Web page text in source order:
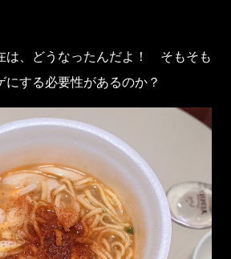
は、どうなったんだよ！ そもそも
する必要性があるのか？